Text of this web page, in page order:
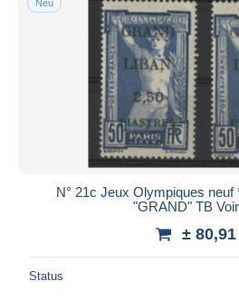
Neu
N° 21c Jeux Olympiques neuf
"GRAND" TB
±
Status